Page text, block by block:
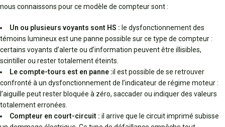
nous connaissons pour ce modèle de compteur sont :
Un ou plusieurs voyants sont HS : le dysfonctionnement des
témoins lumineux est une panne possible sur ce type de compteur :
certains voyants d’alerte ou d’information peuvent être illisibles,
scintiller ou rester totalement éteints.
Le compte-tours est en panne :il est possible de se retrouver
confronté à un dysfonctionnement de l’indicateur de régime moteur :
l’aiguille peut rester bloquée à zéro, saccader ou indiquer des valeurs
totalement erronées.
Compteur en court-circuit : il arrive que le circuit imprimé subisse